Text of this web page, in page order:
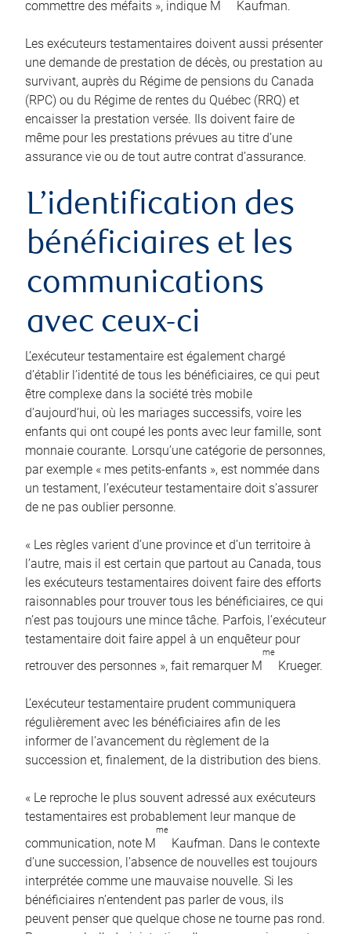
commettre des méfaits », indique M
Kaufman.
Les exécuteurs testamentaires doivent aussi présenter
une demande de prestation de décès, ou prestation au
survivant, auprès du Régime de pensions du Canada
(RPC) ou du Régime de rentes du Québec (RRQ) et
encaisser la prestation versée. Ils doivent faire de
même pour les prestations prévues au titre d’une
assurance vie ou de tout autre contrat d’assurance.
L’identification des
bénéficiaires et les
communications
avec ceux-ci
L’exécuteur testamentaire est également chargé
d’établir l’identité de tous les bénéficiaires, ce qui peut
être complexe dans la société très mobile
d’aujourd’hui, où les mariages successifs, voire les
enfants qui ont coupé les ponts avec leur famille, sont
monnaie courante. Lorsqu’une catégorie de personnes,
par exemple « mes petits-enfants », est nommée dans
un testament, l’exécuteur testamentaire doit s’assurer
de ne pas oublier personne.
« Les règles varient d’une province et d’un territoire à
l’autre, mais il est certain que partout au Canada, tous
les exécuteurs testamentaires doivent faire des efforts
raisonnables pour trouver tous les bénéficiaires, ce qui
n’est pas toujours une mince tâche. Parfois, l’exécuteur
testamentaire doit faire appel à un enquêteur pour
retrouver des personnes », fait remarquer M
me
Krueger.
L’exécuteur testamentaire prudent communiquera
régulièrement avec les bénéficiaires afin de les
informer de l’avancement du règlement de la
succession et, finalement, de la distribution des biens.
« Le reproche le plus souvent adressé aux exécuteurs
testamentaires est probablement leur manque de
communication, note M
me
Kaufman. Dans le contexte
d’une succession, l’absence de nouvelles est toujours
interprétée comme une mauvaise nouvelle. Si les
bénéficiaires n’entendent pas parler de vous, ils
peuvent penser que quelque chose ne tourne pas rond.